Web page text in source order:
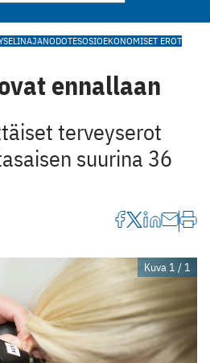
ELINAJANODOTESOSIOEKONOMISET EROT
ennallaan
terveyserot
suurina 36
Kuva 1 / 1